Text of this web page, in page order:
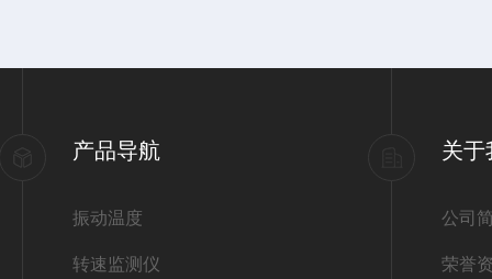
产品导航
振动温度
转速监测仪
关于
公司
荣誉